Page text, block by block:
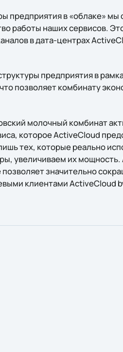
предприятия в «облаке» мы
работы наших сервисов.
в дата-центрах
предприятия в
позволяет комбинату
молочный комбинат
которое ActiveCloud
тех, которые реально
увеличиваем их
значительно
клиентами ActiveCloud